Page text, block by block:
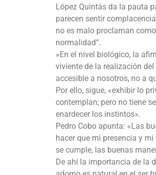
López Quintás da la pauta
parecen sentir
no es malo proclaman
normalidad”.
»En el nivel biológico, la
viviente de la realización
accesible a nosotros, no a
Por ello, sigue, «exhibir lo
contemplan; pero no tiene
enardecer los instintos».
Pedro Cobo apunta: «Las
hacer que mi presencia y
se cumple, las buenas
De ahí la importancia de la